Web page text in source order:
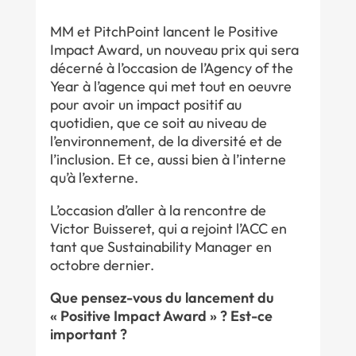
MM et PitchPoint lancent le Positive
Impact Award, un nouveau prix qui sera
décerné à l’occasion de l’Agency of the
Year à l’agence qui met tout en oeuvre
pour avoir un impact positif au
quotidien, que ce soit au niveau de
l’environnement, de la diversité et de
l’inclusion. Et ce, aussi bien à l’interne
qu’à l’externe.
L’occasion d’aller à la rencontre de
Victor Buisseret, qui a rejoint l’ACC en
tant que Sustainability Manager en
octobre dernier.
Que pensez-vous du lancement du
« Positive Impact Award » ? Est-ce
important ?